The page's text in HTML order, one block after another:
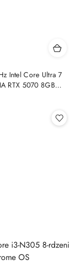
Intel Core Ultra 7
RTX 5070 8GB